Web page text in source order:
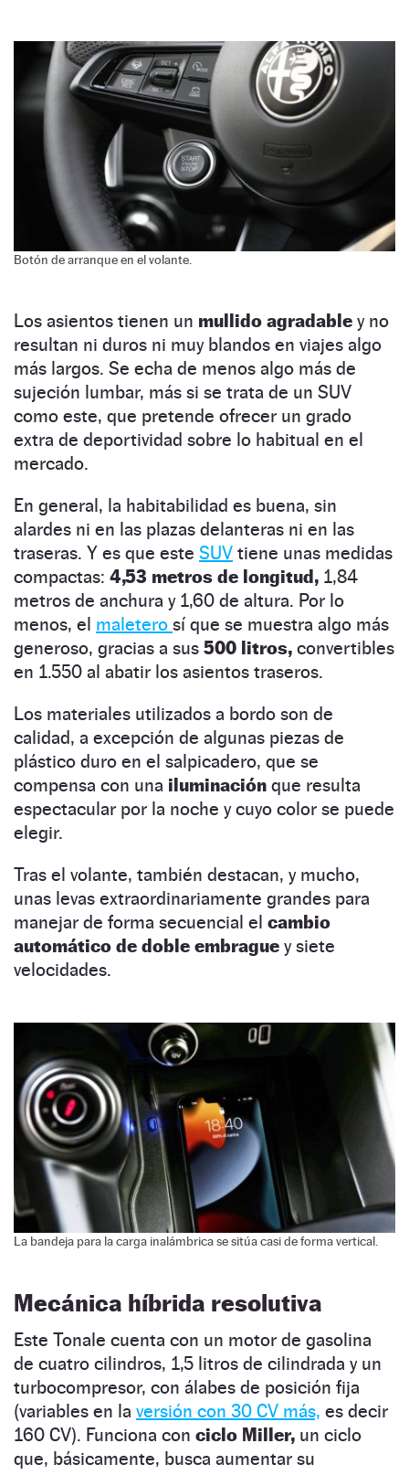
Botón de arranque en el volante.
Los asientos tienen un mullido agradable y no
resultan ni duros ni muy blandos en viajes algo
más largos. Se echa de menos algo más de
sujeción lumbar, más si se trata de un SUV
como este, que pretende ofrecer un grado
extra de deportividad sobre lo habitual en el
mercado.
En general, la habitabilidad es buena, sin
alardes ni en las plazas delanteras ni en las
traseras. Y es que este SUV tiene unas medidas
compactas: 4,53 metros de longitud, 1,84
metros de anchura y 1,60 de altura. Por lo
menos, el maletero sí que se muestra algo más
generoso, gracias a sus 500 litros, convertibles
en 1.550 al abatir los asientos traseros.
Los materiales utilizados a bordo son de
calidad, a excepción de algunas piezas de
plástico duro en el salpicadero, que se
compensa con una iluminación que resulta
espectacular por la noche y cuyo color se puede
elegir.
Tras el volante, también destacan, y mucho,
unas levas extraordinariamente grandes para
manejar de forma secuencial el cambio
automático de doble embrague y siete
velocidades.
La bandeja para la carga inalámbrica se sitúa casi de forma vertical.
Mecánica híbrida resolutiva
Este Tonale cuenta con un motor de gasolina
de cuatro cilindros, 1,5 litros de cilindrada y un
turbocompresor, con álabes de posición fija
(variables en la versión con 30 CV más, es decir
160 CV). Funciona con ciclo Miller, un ciclo
que, básicamente, busca aumentar su